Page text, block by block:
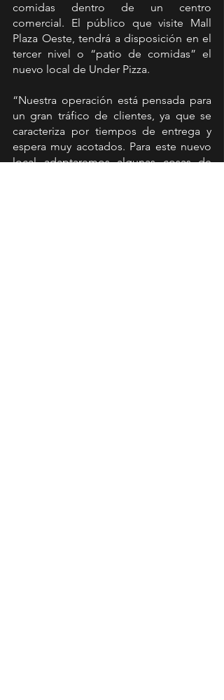
comidas dentro de un centro
comercial. El público que visite Mall
Plaza Oeste, tendrá a disposición en el
tercer nivel o “patio de comidas” el
nuevo local de Under Pizza.
“Nuestra operación está pensada para
un gran tráfico de clientes, ya que se
caracteriza por tiempos de entrega y
espera muy acotados. Para este nuevo
local adaptaremos algunas cosas de